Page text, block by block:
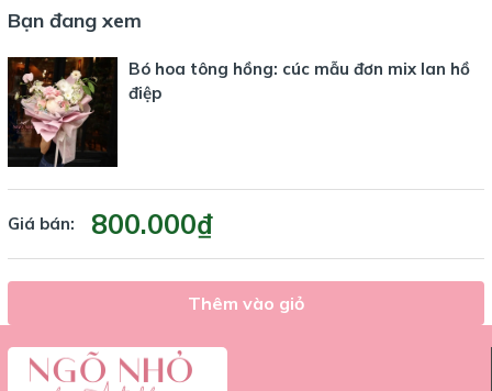
Bạn đang xem
Bó hoa tông hồng: cúc mẫu đơn mix lan hồ
điệp
Giá bán: 800.000₫
Thêm vào giỏ